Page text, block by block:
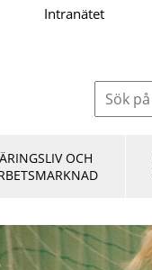
Intranätet
OCH